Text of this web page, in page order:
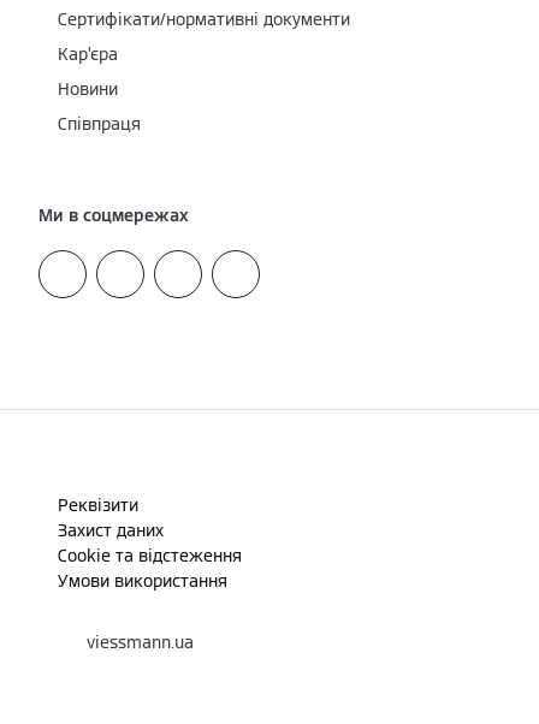
Сертифікати/нормативні документи
Кар’єра
Новини
Співпраця
Ми в соцмережах
Реквізити
Захист даних
Cookie та відстеження
Умови використання
viessmann.ua